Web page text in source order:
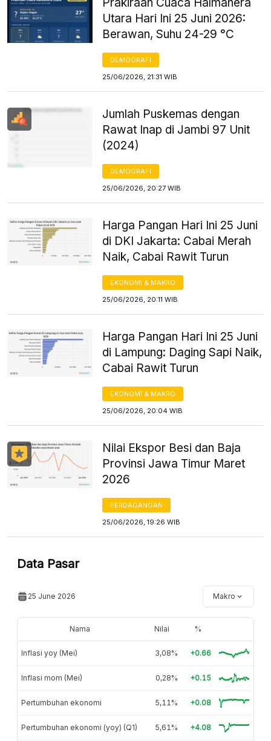
Utara Hari Ini 25 Juni 2026:
Berawan, Suhu 24-29 °C
DEMOGRAFI
25/06/2026, 21:31 WIB
Jumlah Puskemas dengan
Rawat Inap di Jambi 97 Unit
(2024)
DEMOGRAFI
25/06/2026, 20:27 WIB
Harga Pangan Hari Ini 25 Juni
di DKI Jakarta: Cabai Merah
Naik, Cabai Rawit Turun
EKONOMI & MAKRO
25/06/2026, 20:11 WIB
Harga Pangan Hari Ini 25 Juni
di Lampung: Daging Sapi Naik,
Cabai Rawit Turun
EKONOMI & MAKRO
25/06/2026, 20:04 WIB
Nilai Ekspor Besi dan Baja
Provinsi Jawa Timur Maret
2026
PERDAGANGAN
25/06/2026, 19:26 WIB
Data Pasar
25 June 2026 Makro
Nama Nilai %
Inflasi yoy (Mei) 3,08% +0.66
Inflasi mom (Mei) 0,28% +0.15
Pertumbuhan ekonomi 5,11% +0.08
Pertumbuhan ekonomi (yoy) (Q1) 5,61% +4.08